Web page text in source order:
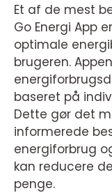
Et af de mest
Go Energi App
optimale
brugeren.
baseret på
Dette gør det
informerede
energiforbrug
kan reducere
penge.